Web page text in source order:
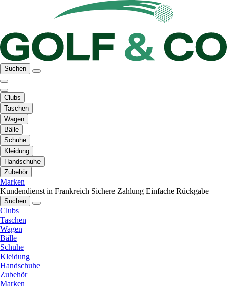
Suchen
Clubs
Taschen
Wagen
Bälle
Schuhe
Kleidung
Handschuhe
Zubehör
Marken
Kundendienst in Frankreich Sichere Zahlung Einfache Rückgabe
Suchen
Clubs
Taschen
Wagen
Bälle
Schuhe
Kleidung
Handschuhe
Zubehör
Marken